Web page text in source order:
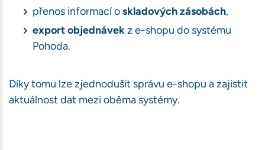
přenos informací oskladových zásobách,
export objednávekz e-shopu do systému
Pohoda.
Díky tomu lze zjednodušit správu e-shopu a zajistit
aktuálnost dat mezi oběma systémy.